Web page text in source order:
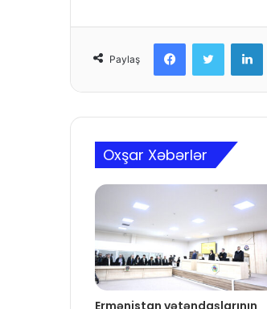
Paylaş
Oxşar Xəbərlər
Ermənistan vətəndaşlarının